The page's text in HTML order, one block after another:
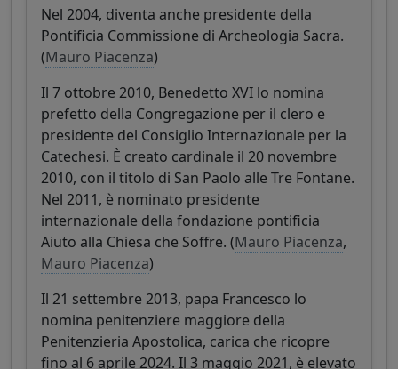
Nel 2004, diventa anche presidente della
Pontificia Commissione di Archeologia Sacra.
(Mauro Piacenza)
Il 7 ottobre 2010, Benedetto XVI lo nomina
prefetto della Congregazione per il clero e
presidente del Consiglio Internazionale per la
Catechesi. È creato cardinale il 20 novembre
2010, con il titolo di San Paolo alle Tre Fontane.
Nel 2011, è nominato presidente
internazionale della fondazione pontificia
Aiuto alla Chiesa che Soffre. (Mauro Piacenza,
Mauro Piacenza)
Il 21 settembre 2013, papa Francesco lo
nomina penitenziere maggiore della
Penitenzieria Apostolica, carica che ricopre
fino al 6 aprile 2024. Il 3 maggio 2021, è elevato